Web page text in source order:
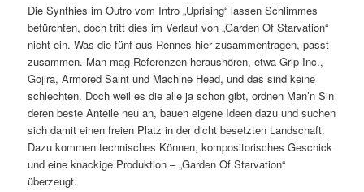
Die Synthies im Outro vom Intro „Uprising“ lassen Schlimmes
befürchten, doch tritt dies im Verlauf von „Garden Of Starvation“
nicht ein. Was die fünf aus Rennes hier zusammentragen, passt
zusammen. Man mag Referenzen heraushören, etwa Grip Inc.,
Gojira, Armored Saint und Machine Head, und das sind keine
schlechten. Doch weil es die alle ja schon gibt, ordnen Man’n Sin
deren beste Anteile neu an, bauen eigene Ideen dazu und suchen
sich damit einen freien Platz in der dicht besetzten Landschaft.
Dazu kommen technisches Können, kompositorisches Geschick
und eine knackige Produktion – „Garden Of Starvation“
überzeugt.